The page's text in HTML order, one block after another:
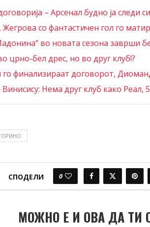
– Арсенал будно ја следи
Жегрова со фантастичен гол го
во новата сезона заврши
црно-бел дрес, но во друг клуб!?
го финализираат договорот,
Нема друг клуб како
СПОДЕЛИ 0
МОЖНО Е И ОВА ДА ТИ